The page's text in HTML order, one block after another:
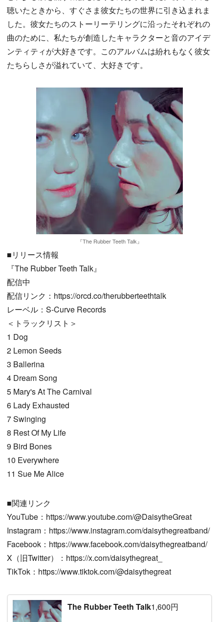
聴いたときから、すぐさま彼女たちの世界に引き込まれま
した。彼女たちのストーリーテリングに沿ったそれぞれの
曲のために、私たちが創造したキャラクターと音のアイデ
ンティティが大好きです。このアルバムは紛れもなく彼女
たちらしさが溢れていて、大好きです。
『The Rubber Teeth Talk』
■リリース情報
『The Rubber Teeth Talk』
配信中
配信リンク：https://orcd.co/therubberteethtalk
レーベル：S-Curve Records
＜トラックリスト＞
1 Dog
2 Lemon Seeds
3 Ballerina
4 Dream Song
5 Mary's At The Carnival
6 Lady Exhausted
7 Swinging
8 Rest Of My Life
9 Bird Bones
10 Everywhere
11 Sue Me Alice
■関連リンク
YouTube：https://www.youtube.com/@DaisytheGreat
Instagram：https://www.instagram.com/daisythegreatband/
Facebook：https://www.facebook.com/daisythegreatband/
X（旧Twitter）：https://x.com/daisythegreat_
TikTok：https://www.tiktok.com/@daisythegreat
The Rubber Teeth Talk1,600円